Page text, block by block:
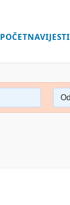
POČETNAVIJESTI